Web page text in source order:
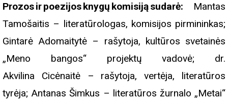
Prozos ir poezijos knygų komisiją sudarė: Mantas
Tamošaitis – literatūrologas, komisijos pirmininkas;
Gintarė Adomaitytė – rašytoja, kultūros svetainės
„Meno bangos“ projektų vadovė; dr.
Akvilina Cicėnaitė – rašytoja, vertėja, literatūros
tyrėja; Antanas Šimkus – literatūros žurnalo „Metai“